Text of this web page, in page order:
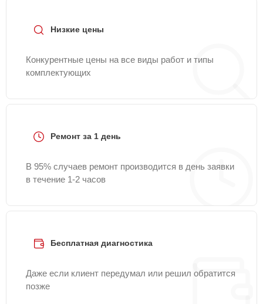
Низкие цены
Конкурентные цены на все виды работ и типы
комплектующих
Ремонт за 1 день
В 95% случаев ремонт производится в день заявки
в течение 1-2 часов
Бесплатная диагностика
Даже если клиент передумал или решил обратится
позже